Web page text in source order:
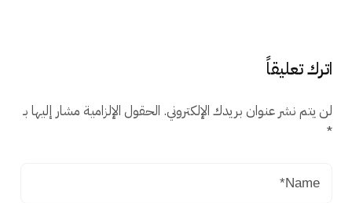
اترك تعليقاً
لن يتم نشر عنوان بريدك الإلكتروني. الحقول الإلزامية مشار إليها بـ
*